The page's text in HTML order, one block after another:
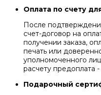
Оплата по счету
После
счет-договор на
получении заказа,
печать или
уполномоченного
расчету предоплата -
Подарочный